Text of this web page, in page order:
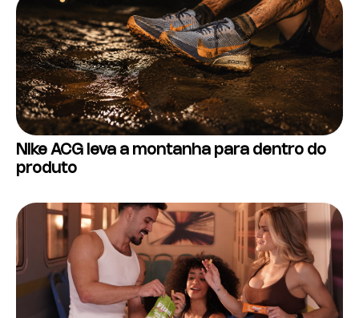
Nike ACG leva a montanha para dentro do
produto